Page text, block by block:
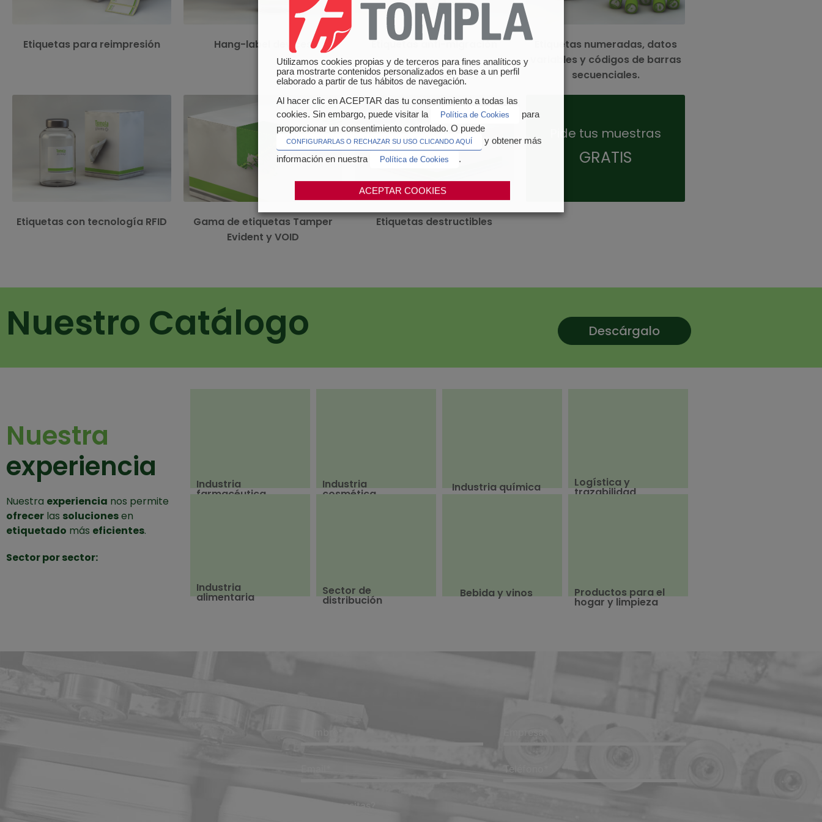
Etiquetas para reimpresión Hang-label devices Etiquetas anti-migración
Etiquetas numeradas, datos
variables y códigos de barras
secuenciales.
Etiqueta con tecnología RFID integrada
(UHF - NFC) con distintos rangos de
frequencia y memoria de grabación de
datos ampliable para múltiples soluciones
de captura de datos relacionados con el
estado real, la condición o ubicación de un
producto o artículo.
Etiquetas con tecnología RFID
Nuestra completa gama de etiquetas
Tamper y VOID alertan y dejan evidencia
que el producto ha sido abierto o que ha
sufrido un intento de manipulación
indebida.
Gama de etiquetas Tamper
Evident y VOID
Las etiquetas destructibles son una de las
soluciones para garantizar la inviolabilidad
de un producto farmacéutico.
Etiquetas destructibles
Pide tus muestras
GRATIS
Nuestro Catálogo Descárgalo
Nuestra
experiencia
Nuestra experiencia nos permite
ofrecer las solucionesen
etiquetado más eficientes.
Sector por sector:
Industria
farmacéutica
Industria
cosmética Industria química Logística y
trazabilidad
Industria
alimentaria Sector de
distribución
Bebida y vinos Productos para el
hogar y limpieza
Al hacer clic en ACEPTAR das tu consentimiento a todas las
cookies. Sin embargo, puede visitar la
Política de Cookies
para
proporcionar un consentimiento controlado. O puede
CONFIGURARLAS O RECHAZAR SU USO CLICANDO AQUÍ
información en nuestra
Política de Cookies .
ACEPTAR COOKIES